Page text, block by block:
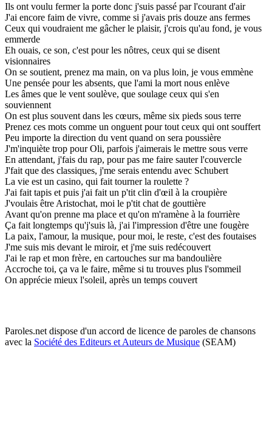
Ils ont voulu fermer la porte donc j'suis passé par l'courant d'air
J'ai encore faim de vivre, comme si j'avais pris douze ans fermes
Ceux qui voudraient me gâcher le plaisir, j'crois qu'au fond, je vous
emmerde
Eh ouais, ce son, c'est pour les nôtres, ceux qui se disent
visionnaires
On se soutient, prenez ma main, on va plus loin, je vous emmène
Une pensée pour les absents, que l'ami la mort nous enlève
Les âmes que le vent soulève, que soulage ceux qui s'en
souviennent
On est plus souvent dans les cœurs, même six pieds sous terre
Prenez ces mots comme un onguent pour tout ceux qui ont souffert
Peu importe la direction du vent quand on sera poussière
J'm'inquiète trop pour Oli, parfois j'aimerais le mettre sous verre
En attendant, j'fais du rap, pour pas me faire sauter l'couvercle
J'fait que des classiques, j'me serais entendu avec Schubert
La vie est un casino, qui fait tourner la roulette ?
J'ai fait tapis et puis j'ai fait un p'tit clin d'œil à la croupière
J'voulais être Aristochat, moi le p'tit chat de gouttière
Avant qu'on prenne ma place et qu'on m'ramène à la fourrière
Ça fait longtemps qu'j'suis là, j'ai l'impression d'être une fougère
La paix, l'amour, la musique, pour moi, le reste, c'est des foutaises
J'me suis mis devant le miroir, et j'me suis redécouvert
J'ai le rap et mon frère, en cartouches sur ma bandoulière
Accroche toi, ça va le faire, même si tu trouves plus l'sommeil
On apprécie mieux l'soleil, après un temps couvert
Paroles.net dispose d'un accord de licence de paroles de chansons
avec la Société des Editeurs et Auteurs de Musique (SEAM)